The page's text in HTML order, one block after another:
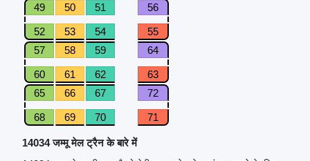
49
50 51 56
52 53 54
55
57
58 59 64
60 61 62
63
65
66 67 72
68 69 70 71
14034 जम्मू मेल ट्रैन के बारे में